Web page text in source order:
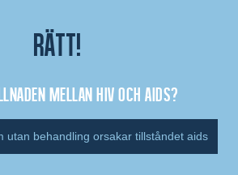
Rätt!
mellan hiv och aids?
utan behandling orsakar tillståndet aids